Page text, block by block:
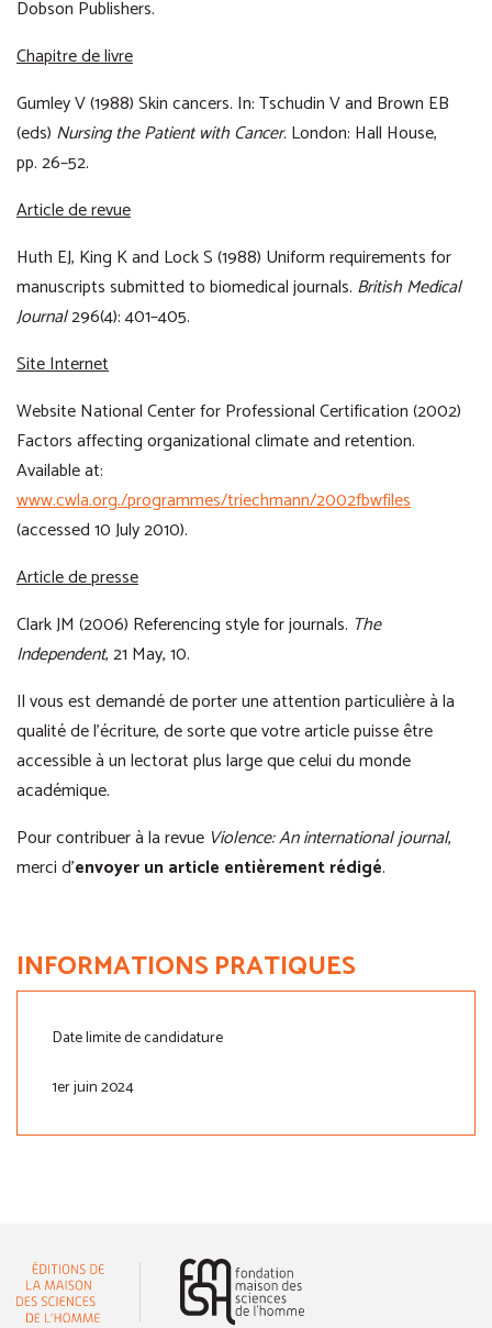
Dobson Publishers.
Chapitre de livre
Gumley V (1988) Skin cancers. In: Tschudin V and Brown EB
(eds) Nursing the Patient with Cancer.London: Hall House,
pp. 26–52.
Article de revue
Huth EJ, King K and Lock S (1988) Uniform requirements for
manuscripts submitted to biomedical journals. British Medical
Journal296(4): 401–405.
Site Internet
Website National Center for Professional Certification (2002)
Factors affecting organizational climate and retention.
Available at:
www.cwla.org./programmes/triechmann/2002fbwfiles
(accessed 10 July 2010).
Article de presse
Clark JM (2006) Referencing style for journals. The
Independent, 21 May, 10.
Il vous est demandé de porter une attention particulière à la
qualité de l’écriture, de sorte que votre article puisse être
accessible à un lectorat plus large que celui du monde
académique.
Pour contribuer à la revue Violence: An international journal,
merci d’envoyer un article entièrement rédigé.
INFORMATIONS PRATIQUES
Date limite de candidature
1er juin 2024